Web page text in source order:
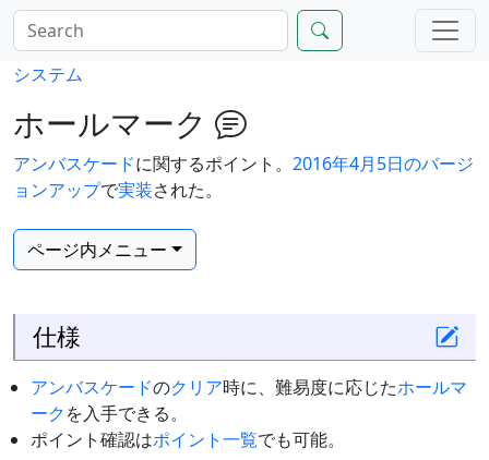
システム
ホールマーク
アンバスケードに関するポイント。 2016年4月5日のバージ
ョンアップで実装された。
ページ内メニュー
仕様
アンバスケードのクリア時に、難易度に応じたホールマ
ークを入手できる。
ポイント確認はポイント一覧でも可能。